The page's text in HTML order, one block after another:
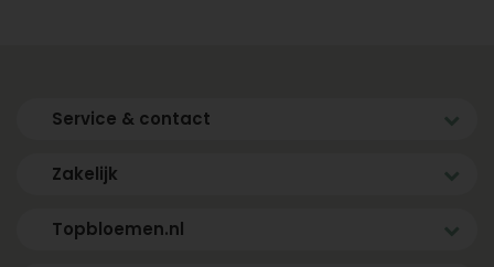
Service & contact
Zakelijk
Topbloemen.nl